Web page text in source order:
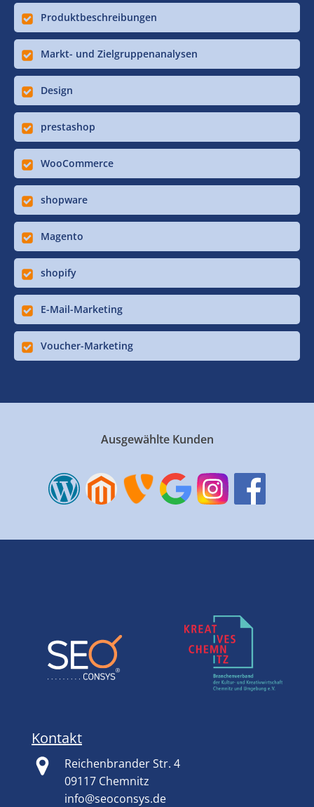
Produktbeschreibungen
Markt- und Zielgruppenanalysen
Design
prestashop
WooCommerce
shopware
Magento
shopify
E-Mail-Marketing
Voucher-Marketing
Ausgewählte Kunden
Kontakt
Reichenbrander Str. 4
09117 Chemnitz
info@seoconsys.de